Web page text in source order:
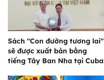
Sách "Con đường tương lai"
sẽ được xuất bản bằng
tiếng Tây Ban Nha tại Cuba